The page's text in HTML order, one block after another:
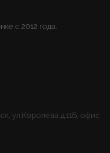
с 2012 года.
ул.Королева д.11Б, офис